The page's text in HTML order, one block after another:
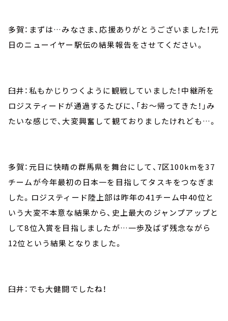
多賀：まずは…みなさま、応援ありがとうございました！元
日のニューイヤー駅伝の結果報告をさせてください。
臼井：私もかじりつくように観戦していました！中継所を
ロジスティードが通過するたびに、「お～帰ってきた！」み
たいな感じで、大変興奮して観ておりましたけれども…。
多賀：元日に快晴の群馬県を舞台にして、7区100kmを37
チームが今年最初の日本一を目指してタスキをつなぎま
した。ロジスティード陸上部は昨年の41チーム中40位と
いう大変不本意な結果から、史上最大のジャンプアップと
して8位入賞を目指しましたが…一歩及ばず残念ながら
12位という結果となりました。
臼井：でも大健闘でしたね！